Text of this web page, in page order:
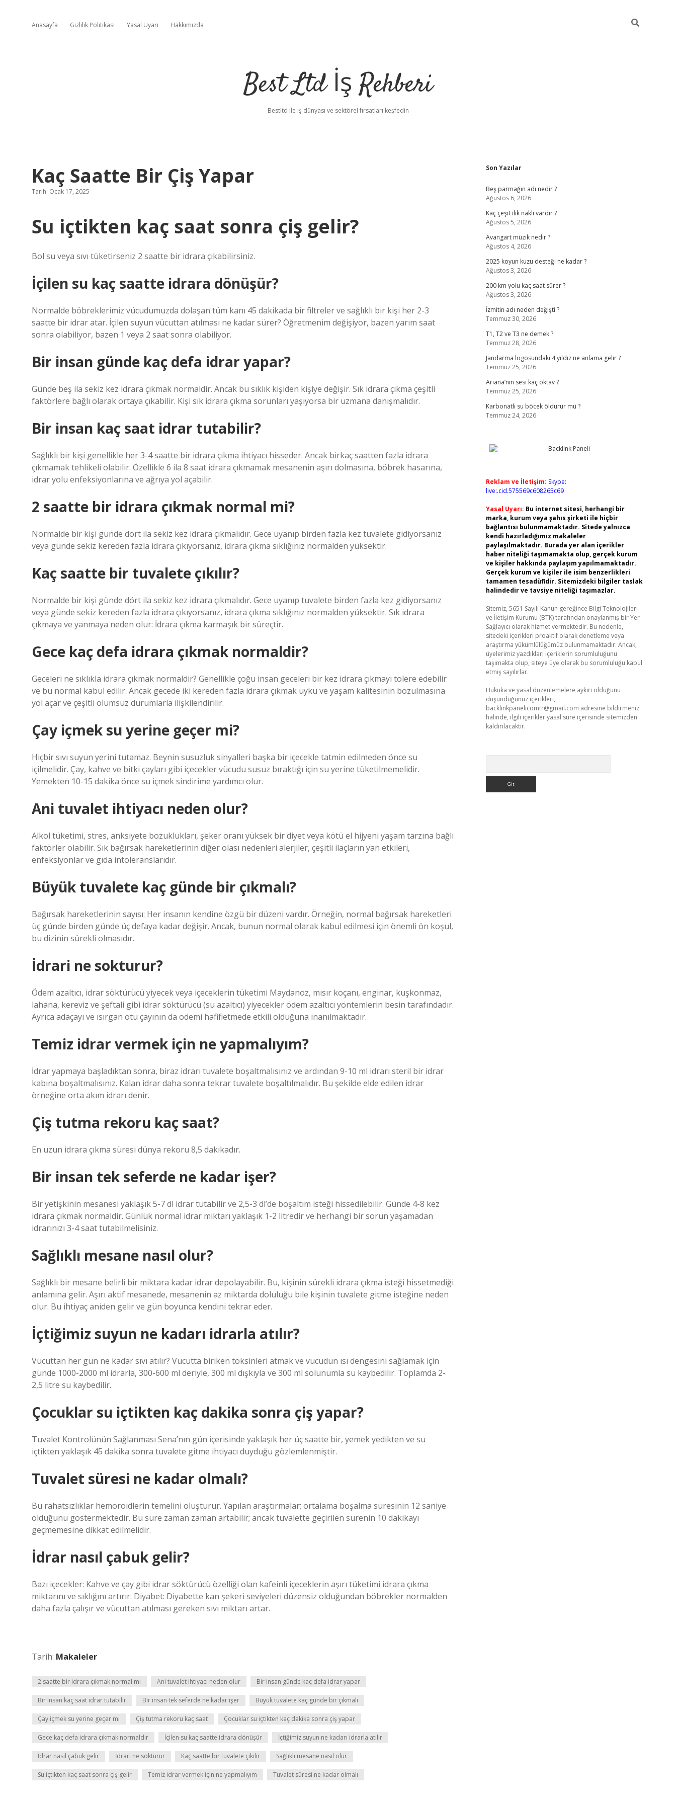
Anasayfa Gizlilik Politikası Yasal Uyarı Hakkımızda
Best Ltd İş Rehberi
Bestltd ile iş dünyası ve sektörel fırsatları keşfedin
Kaç Saatte Bir Çiş Yapar
Tarih: Ocak 17, 2025
Su içtikten kaç saat sonra çiş gelir?
Bol su veya sıvı tüketirseniz 2 saatte bir idrara çıkabilirsiniz.
İçilen su kaç saatte idrara dönüşür?
Normalde böbreklerimiz vücudumuzda dolaşan tüm kanı 45 dakikada bir filtreler ve sağlıklı bir kişi her 2-3
saatte bir idrar atar. İçilen suyun vücuttan atılması ne kadar sürer? Öğretmenim değişiyor, bazen yarım saat
sonra olabiliyor, bazen 1 veya 2 saat sonra olabiliyor.
Bir insan günde kaç defa idrar yapar?
Günde beş ila sekiz kez idrara çıkmak normaldir. Ancak bu sıklık kişiden kişiye değişir. Sık idrara çıkma çeşitli
faktörlere bağlı olarak ortaya çıkabilir. Kişi sık idrara çıkma sorunları yaşıyorsa bir uzmana danışmalıdır.
Bir insan kaç saat idrar tutabilir?
Sağlıklı bir kişi genellikle her 3-4 saatte bir idrara çıkma ihtiyacı hisseder. Ancak birkaç saatten fazla idrara
çıkmamak tehlikeli olabilir. Özellikle 6 ila 8 saat idrara çıkmamak mesanenin aşırı dolmasına, böbrek hasarına,
idrar yolu enfeksiyonlarına ve ağrıya yol açabilir.
2 saatte bir idrara çıkmak normal mi?
Normalde bir kişi günde dört ila sekiz kez idrara çıkmalıdır. Gece uyanıp birden fazla kez tuvalete gidiyorsanız
veya günde sekiz kereden fazla idrara çıkıyorsanız, idrara çıkma sıklığınız normalden yüksektir.
Kaç saatte bir tuvalete çıkılır?
Normalde bir kişi günde dört ila sekiz kez idrara çıkmalıdır. Gece uyanıp tuvalete birden fazla kez gidiyorsanız
veya günde sekiz kereden fazla idrara çıkıyorsanız, idrara çıkma sıklığınız normalden yüksektir. Sık idrara
çıkmaya ve yanmaya neden olur: İdrara çıkma karmaşık bir süreçtir.
Gece kaç defa idrara çıkmak normaldir?
Geceleri ne sıklıkla idrara çıkmak normaldir? Genellikle çoğu insan geceleri bir kez idrara çıkmayı tolere edebilir
ve bu normal kabul edilir. Ancak gecede iki kereden fazla idrara çıkmak uyku ve yaşam kalitesinin bozulmasına
yol açar ve çeşitli olumsuz durumlarla ilişkilendirilir.
Çay içmek su yerine geçer mi?
Hiçbir sıvı suyun yerini tutamaz. Beynin susuzluk sinyalleri başka bir içecekle tatmin edilmeden önce su
içilmelidir. Çay, kahve ve bitki çayları gibi içecekler vücudu susuz bıraktığı için su yerine tüketilmemelidir.
Yemekten 10-15 dakika önce su içmek sindirime yardımcı olur.
Ani tuvalet ihtiyacı neden olur?
Alkol tüketimi, stres, anksiyete bozuklukları, şeker oranı yüksek bir diyet veya kötü el hijyeni yaşam tarzına bağlı
faktörler olabilir. Sık bağırsak hareketlerinin diğer olası nedenleri alerjiler, çeşitli ilaçların yan etkileri,
enfeksiyonlar ve gıda intoleranslarıdır.
Büyük tuvalete kaç günde bir çıkmalı?
Bağırsak hareketlerinin sayısı: Her insanın kendine özgü bir düzeni vardır. Örneğin, normal bağırsak hareketleri
üç günde birden günde üç defaya kadar değişir. Ancak, bunun normal olarak kabul edilmesi için önemli ön koşul,
bu dizinin sürekli olmasıdır.
İdrari ne sokturur?
Ödem azaltıcı, idrar söktürücü yiyecek veya içeceklerin tüketimi Maydanoz, mısır koçanı, enginar, kuşkonmaz,
lahana, kereviz ve şeftali gibi idrar söktürücü (su azaltıcı) yiyecekler ödem azaltıcı yöntemlerin besin tarafındadır.
Ayrıca adaçayı ve ısırgan otu çayının da ödemi hafifletmede etkili olduğuna inanılmaktadır.
Temiz idrar vermek için ne yapmalıyım?
İdrar yapmaya başladıktan sonra, biraz idrarı tuvalete boşaltmalısınız ve ardından 9-10 ml idrarı steril bir idrar
kabına boşaltmalısınız. Kalan idrar daha sonra tekrar tuvalete boşaltılmalıdır. Bu şekilde elde edilen idrar
örneğine orta akım idrarı denir.
Çiş tutma rekoru kaç saat?
En uzun idrara çıkma süresi dünya rekoru 8,5 dakikadır.
Bir insan tek seferde ne kadar işer?
Bir yetişkinin mesanesi yaklaşık 5-7 dl idrar tutabilir ve 2,5-3 dl’de boşaltım isteği hissedilebilir. Günde 4-8 kez
idrara çıkmak normaldir. Günlük normal idrar miktarı yaklaşık 1-2 litredir ve herhangi bir sorun yaşamadan
idrarınızı 3-4 saat tutabilmelisiniz.
Sağlıklı mesane nasıl olur?
Sağlıklı bir mesane belirli bir miktara kadar idrar depolayabilir. Bu, kişinin sürekli idrara çıkma isteği hissetmediği
anlamına gelir. Aşırı aktif mesanede, mesanenin az miktarda doluluğu bile kişinin tuvalete gitme isteğine neden
olur. Bu ihtiyaç aniden gelir ve gün boyunca kendini tekrar eder.
İçtiğimiz suyun ne kadarı idrarla atılır?
Vücuttan her gün ne kadar sıvı atılır? Vücutta biriken toksinleri atmak ve vücudun ısı dengesini sağlamak için
günde 1000-2000 ml idrarla, 300-600 ml deriyle, 300 ml dışkıyla ve 300 ml solunumla su kaybedilir. Toplamda 2-
2,5 litre su kaybedilir.
Çocuklar su içtikten kaç dakika sonra çiş yapar?
Tuvalet Kontrolünün Sağlanması Sena’nın gün içerisinde yaklaşık her üç saatte bir, yemek yedikten ve su
içtikten yaklaşık 45 dakika sonra tuvalete gitme ihtiyacı duyduğu gözlemlenmiştir.
Tuvalet süresi ne kadar olmalı?
Bu rahatsızlıklar hemoroidlerin temelini oluşturur. Yapılan araştırmalar; ortalama boşalma süresinin 12 saniye
olduğunu göstermektedir. Bu süre zaman zaman artabilir; ancak tuvalette geçirilen sürenin 10 dakikayı
geçmemesine dikkat edilmelidir.
İdrar nasıl çabuk gelir?
Bazı içecekler: Kahve ve çay gibi idrar söktürücü özelliği olan kafeinli içeceklerin aşırı tüketimi idrara çıkma
miktarını ve sıklığını artırır. Diyabet: Diyabette kan şekeri seviyeleri düzensiz olduğundan böbrekler normalden
daha fazla çalışır ve vücuttan atılması gereken sıvı miktarı artar.
Tarih: Makaleler
2 saatte bir idrara çıkmak normal mi Ani tuvalet ihtiyacı neden olur Bir insan günde kaç defa idrar yapar
Bir insan kaç saat idrar tutabilir Bir insan tek seferde ne kadar işer Büyük tuvalete kaç günde bir çıkmalı
Çay içmek su yerine geçer mi Çiş tutma rekoru kaç saat Çocuklar su içtikten kaç dakika sonra çiş yapar
Gece kaç defa idrara çıkmak normaldir İçilen su kaç saatte idrara dönüşür İçtiğimiz suyun ne kadarı idrarla atılır
İdrar nasıl çabuk gelir İdrari ne sokturur Kaç saatte bir tuvalete çıkılır Sağlıklı mesane nasıl olur
Su içtikten kaç saat sonra çiş gelir Temiz idrar vermek için ne yapmalıyım Tuvalet süresi ne kadar olmalı
Sidebar
Son Yazılar
Beş parmağın adı nedir ?
Ağustos 6, 2026
Kaç çeşit ilik nakli vardır ?
Ağustos 5, 2026
Avangart müzik nedir ?
Ağustos 4, 2026
2025 koyun kuzu desteği ne kadar ?
Ağustos 3, 2026
200 km yolu kaç saat sürer ?
Ağustos 3, 2026
İzmitin adı neden değişti ?
Temmuz 30, 2026
T1, T2 ve T3 ne demek ?
Temmuz 28, 2026
Jandarma logosundaki 4 yıldız ne anlama gelir ?
Temmuz 25, 2026
Ariana’nın sesi kaç oktav ?
Temmuz 25, 2026
Karbonatlı su böcek öldürür mü ?
Temmuz 24, 2026
Reklam ve İletişim: Skype:
live:.cid.575569c608265c69
Yasal Uyarı: Bu internet sitesi, herhangi bir
marka, kurum veya şahıs şirketi ile hiçbir
bağlantısı bulunmamaktadır. Sitede yalnızca
kendi hazırladığımız makaleler
paylaşılmaktadır. Burada yer alan içerikler
haber niteliği taşımamakta olup, gerçek kurum
ve kişiler hakkında paylaşım yapılmamaktadır.
Gerçek kurum ve kişiler ile isim benzerlikleri
tamamen tesadüfidir. Sitemizdeki bilgiler taslak
halindedir ve tavsiye niteliği taşımazlar.
Sitemiz, 5651 Sayılı Kanun gereğince Bilgi Teknolojileri
ve İletişim Kurumu (BTK) tarafından onaylanmış bir Yer
Sağlayıcı olarak hizmet vermektedir. Bu nedenle,
sitedeki içerikleri proaktif olarak denetleme veya
araştırma yükümlülüğümüz bulunmamaktadır. Ancak,
üyelerimiz yazdıkları içeriklerin sorumluluğunu
taşımakta olup, siteye üye olarak bu sorumluluğu kabul
etmiş sayılırlar.
Hukuka ve yasal düzenlemelere aykırı olduğunu
düşündüğünüz içerikleri,
backlinkpanelicomtr@gmail.com adresine bildirmeniz
halinde, ilgili içerikler yasal süre içerisinde sitemizden
kaldırılacaktır.